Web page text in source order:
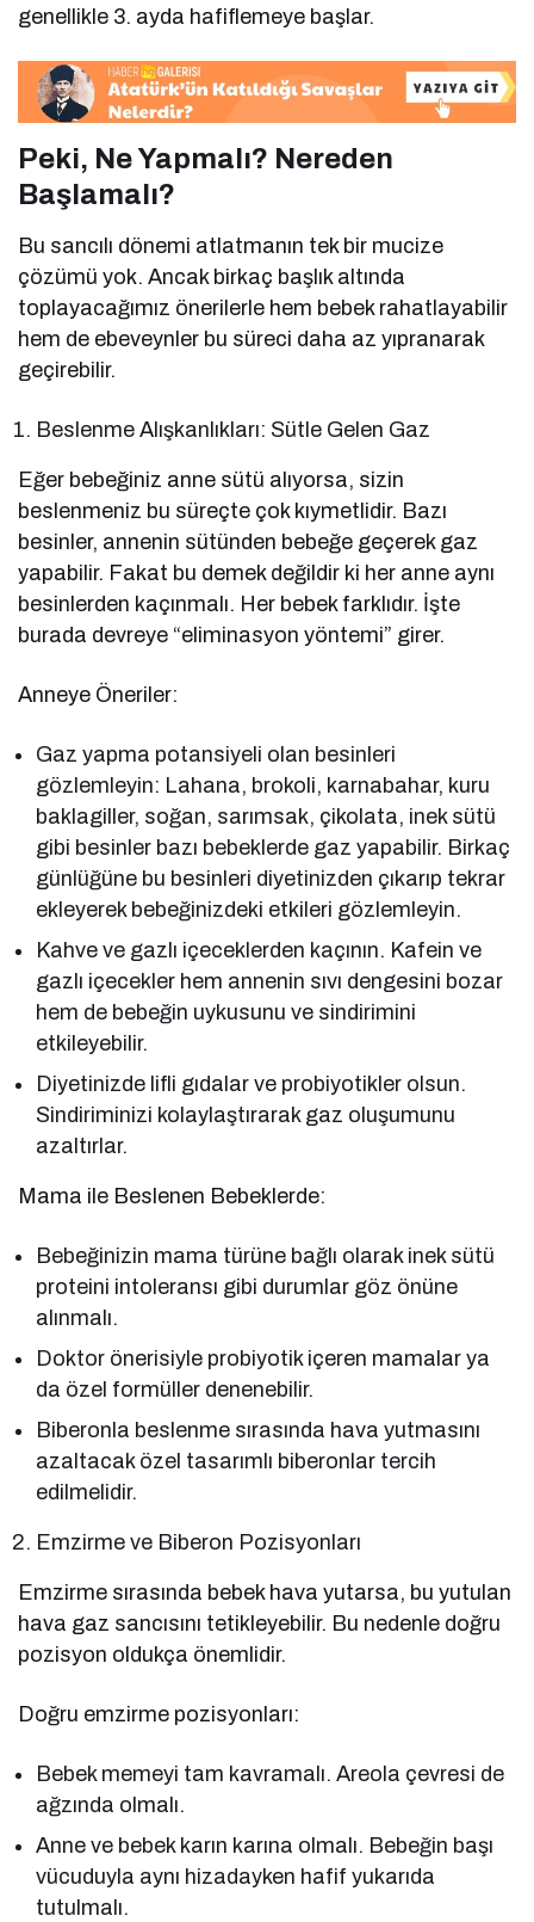
genellikle 3. ayda hafiflemeye başlar.
Peki, Ne Yapmalı? Nereden
Başlamalı?
Bu sancılı dönemi atlatmanın tek bir mucize
çözümü yok. Ancak birkaç başlık altında
toplayacağımız önerilerle hem bebek rahatlayabilir
hem de ebeveynler bu süreci daha az yıpranarak
geçirebilir.
Beslenme Alışkanlıkları: Sütle Gelen Gaz
Eğer bebeğiniz anne sütü alıyorsa, sizin
beslenmeniz bu süreçte çok kıymetlidir. Bazı
besinler, annenin sütünden bebeğe geçerek gaz
yapabilir. Fakat bu demek değildir ki her anne aynı
besinlerden kaçınmalı. Her bebek farklıdır. İşte
burada devreye “eliminasyon yöntemi” girer.
Anneye Öneriler:
Gaz yapma potansiyeli olan besinleri
gözlemleyin: Lahana, brokoli, karnabahar, kuru
baklagiller, soğan, sarımsak, çikolata, inek sütü
gibi besinler bazı bebeklerde gaz yapabilir. Birkaç
günlüğüne bu besinleri diyetinizden çıkarıp tekrar
ekleyerek bebeğinizdeki etkileri gözlemleyin.
Kahve ve gazlı içeceklerden kaçının. Kafein ve
gazlı içecekler hem annenin sıvı dengesini bozar
hem de bebeğin uykusunu ve sindirimini
etkileyebilir.
Diyetinizde lifli gıdalar ve probiyotikler olsun.
Sindiriminizi kolaylaştırarak gaz oluşumunu
azaltırlar.
Mama ile Beslenen Bebeklerde:
Bebeğinizin mama türüne bağlı olarak inek sütü
proteini intoleransı gibi durumlar göz önüne
alınmalı.
Doktor önerisiyle probiyotik içeren mamalar ya
da özel formüller denenebilir.
Biberonla beslenme sırasında hava yutmasını
azaltacak özel tasarımlı biberonlar tercih
edilmelidir.
Emzirme ve Biberon Pozisyonları
Emzirme sırasında bebek hava yutarsa, bu yutulan
hava gaz sancısını tetikleyebilir. Bu nedenle doğru
pozisyon oldukça önemlidir.
Doğru emzirme pozisyonları:
Bebek memeyi tam kavramalı. Areola çevresi de
ağzında olmalı.
Anne ve bebek karın karına olmalı. Bebeğin başı
vücuduyla aynı hizadayken hafif yukarıda
tutulmalı.